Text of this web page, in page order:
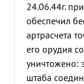
24.06.44г.
обеспечил
артрасчета
его орудия
уничтожено:
штаба